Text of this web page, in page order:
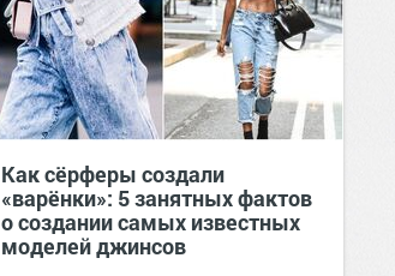
Как сёрферы создали
«варёнки»: 5 занятных фактов
о создании самых известных
моделей джинсов